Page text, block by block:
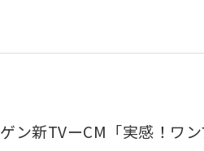
ン新TVーCM「実感！ワン